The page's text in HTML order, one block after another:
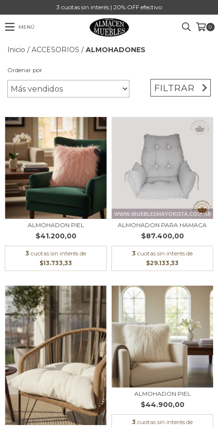
3 cuotas sin interés | 20% OFF efectivo
MENÚ 0
Inicio / ACCESORIOS / ALMOHADONES
Ordenar por
FILTRAR
ALMOHADON PIEL
$41.200,00
3 cuotas sin interés de
$13.733,33
ALMOHADON PARA HAMACA
$87.400,00
3 cuotas sin interés de
$29.133,33
ALMOHADON PIEL
$44.900,00
3 cuotas sin interés de